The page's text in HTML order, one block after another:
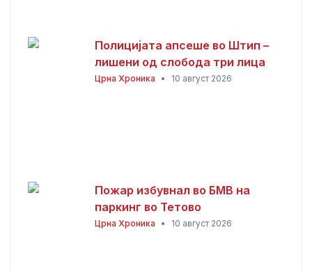
Полицијата апсеше во Штип –
лишени од слобода три лица
Црна Хроника • 10 август 2026
Пожар избувнал во БМВ на
паркинг во Тетово
Црна Хроника • 10 август 2026